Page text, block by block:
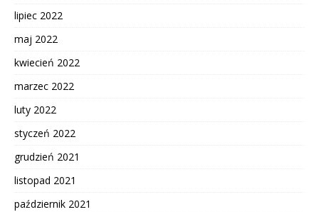
lipiec 2022
maj 2022
kwiecień 2022
marzec 2022
luty 2022
styczeń 2022
grudzień 2021
listopad 2021
październik 2021